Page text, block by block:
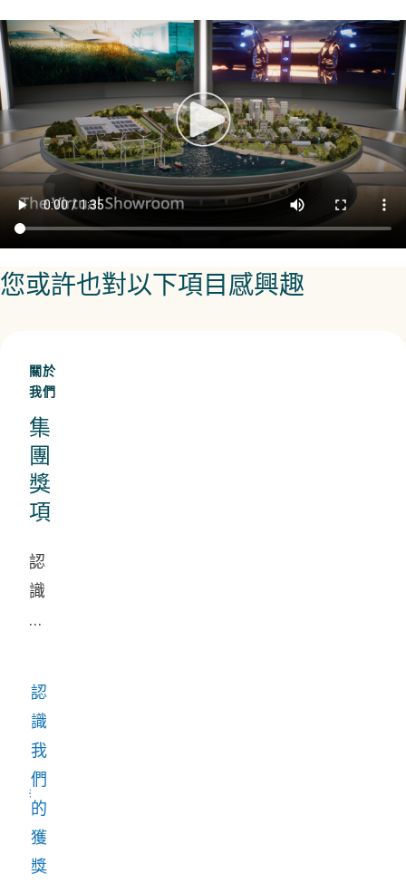
您或許也對以下項目感興趣
關於
我們
集
團
獎
項
認
識
我
獎
的
創
新
者，
他
認
識
我
們
的
獲
獎